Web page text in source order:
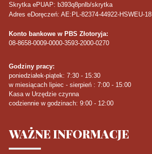
Skrytka ePUAP: b393q8pnlb/skrytka
Adres eDoręczeń: AE:PL-82374-44922-HSWEU-18
Konto bankowe w PBS Złotoryja:
08-8658-0009-0000-3593-2000-0270
Godziny pracy:
poniedziałek-piątek: 7:30 - 15:30
w miesiącach lipiec - sierpień : 7:00 - 15:00
Kasa w Urzędzie czynna
codziennie w godzinach: 9:00 - 12:00
WAŻNEINFORMACJE